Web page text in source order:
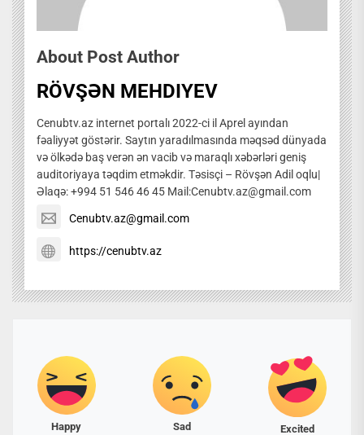
About Post Author
RÖVŞƏN MEHDIYEV
Cenubtv.az internet portalı 2022-ci il Aprel ayından
fəaliyyət göstərir. Saytın yaradılmasında məqsəd dünyada
və ölkədə baş verən ən vacib və maraqlı xəbərləri geniş
auditoriyaya təqdim etməkdir. Təsisçi – Rövşən Adil oqlu|
Əlaqə: +994 51 546 46 45 Mail:Cenubtv.az@gmail.com
Cenubtv.az@gmail.com
https://cenubtv.az
Happy Sad Excited